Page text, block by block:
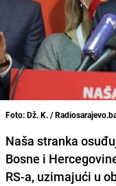
Foto: Dž. K. /
Naša stranka
Bosne i
RS-a, uzimajući u